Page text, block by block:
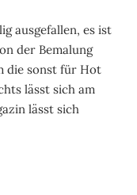
ausgefallen, es ist
der Bemalung
die sonst für Hot
lässt sich am
lässt sich